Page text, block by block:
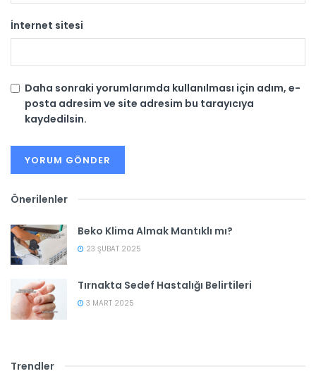
İnternet sitesi
Daha sonraki yorumlarımda kullanılması için adım, e-
posta adresim ve site adresim bu tarayıcıya
kaydedilsin.
Önerilenler
Beko Klima Almak Mantıklı mı?
23 ŞUBAT 2025
Tırnakta Sedef Hastalığı Belirtileri
3 MART 2025
Trendler